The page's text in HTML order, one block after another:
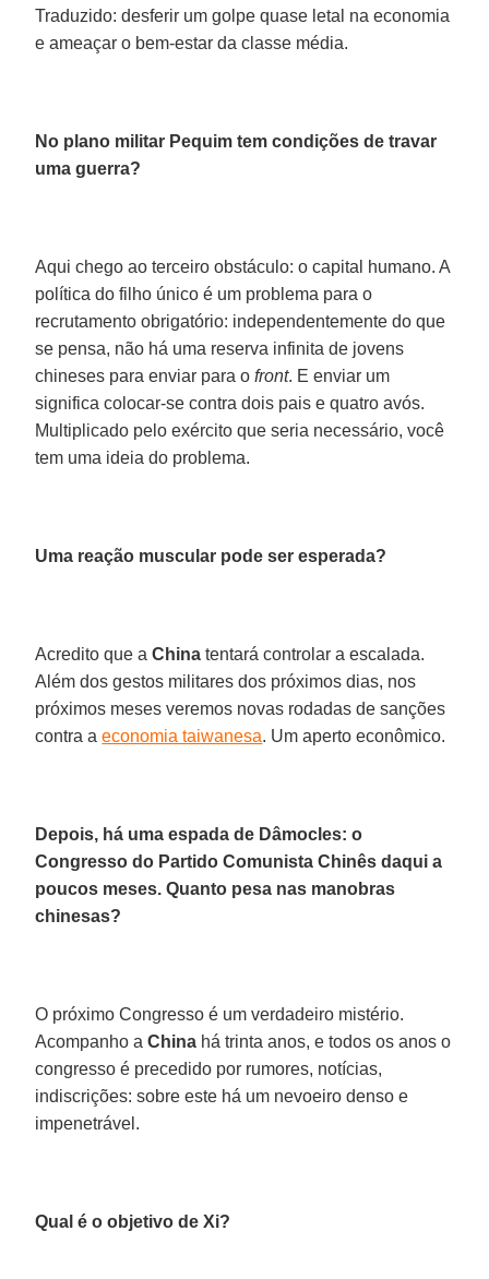
Traduzido: desferir um golpe quase letal na economia
e ameaçar o bem-estar da classe média.
No plano militar Pequim tem condições de travar
uma guerra?
Aqui chego ao terceiro obstáculo: o capital humano. A
política do filho único é um problema para o
recrutamento obrigatório: independentemente do que
se pensa, não há uma reserva infinita de jovens
chineses para enviar para ofront. E enviar um
significa colocar-se contra dois pais e quatro avós.
Multiplicado pelo exército que seria necessário, você
tem uma ideia do problema.
Uma reação muscular pode ser esperada?
Acredito que aChina tentará controlar a escalada.
Além dos gestos militares dos próximos dias, nos
próximos meses veremos novas rodadas de sanções
contra aeconomia taiwanesa. Um aperto econômico.
Depois, há uma espada de Dâmocles: o
Congresso do Partido Comunista Chinês daqui a
poucos meses. Quanto pesa nas manobras
chinesas?
O próximo Congresso é um verdadeiro mistério.
Acompanho aChina há trinta anos, e todos os anos o
congresso é precedido por rumores, notícias,
indiscrições: sobre este há um nevoeiro denso e
impenetrável.
Qual é o objetivo de Xi?